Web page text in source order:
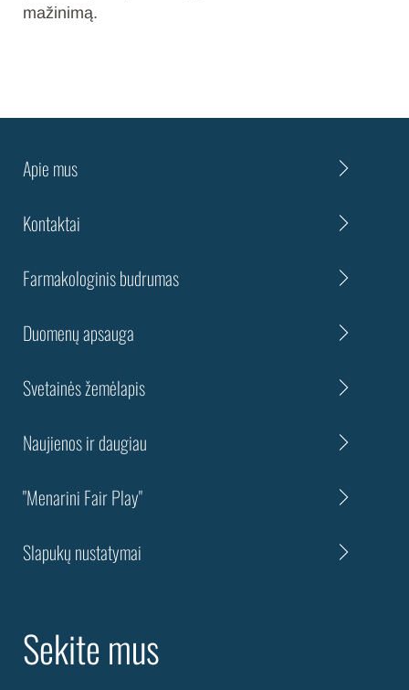
mažinimą.
Apie mus
Kontaktai
Farmakologinis budrumas
Duomenų apsauga
Svetainės žemėlapis
Naujienos ir daugiau
"Menarini Fair Play"
Slapukų nustatymai
Sekite mus